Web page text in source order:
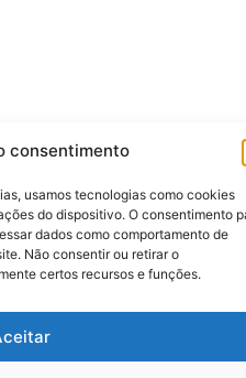
consentimento
usamos tecnologias como cookies
do dispositivo. O consentimento
dados como comportamento de
Não consentir ou retirar o
certos recursos e funções.